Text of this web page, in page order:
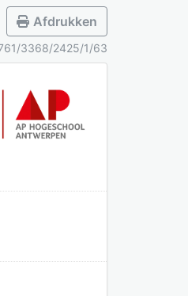
Afdrukken
3368/2425/1/63